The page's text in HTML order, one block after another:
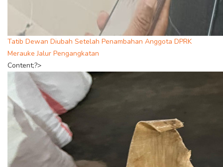
Tatib Dewan Diubah Setelah Penambahan Anggota DPRK
Merauke Jalur Pengangkatan
Content;?>